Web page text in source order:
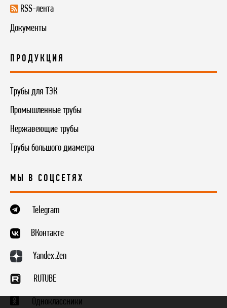
RSS-лента
Документы
ПРОДУКЦИЯ
Трубы для ТЭК
Промышленные трубы
Нержавеющие трубы
Трубы большого диаметра
МЫ В СОЦСЕТЯХ
Telegram
ВКонтакте
Yandex.Zen
RUTUBE
Одноклассники